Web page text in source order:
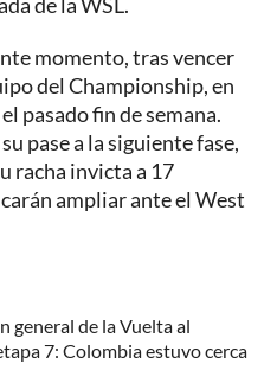
momento, tras vencer
del Championship, en
pasado fin de semana.
pase a la siguiente fase,
racha invicta a 17
ampliar ante el West
general de la Vuelta al
7: Colombia estuvo cerca